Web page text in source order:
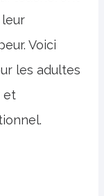
Voici
les adultes
et